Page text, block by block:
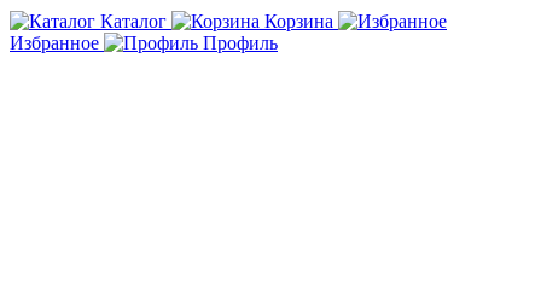
Каталог
Корзина
Избранное
Профиль